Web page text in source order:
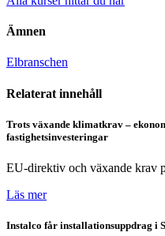
Ämnen
Elbranschen
Relaterat innehåll
Trots växande klimatkrav –
fastighetsinvesteringar
EU-direktiv och växande krav
Läs mer
Instalco får installationsuppdrag i